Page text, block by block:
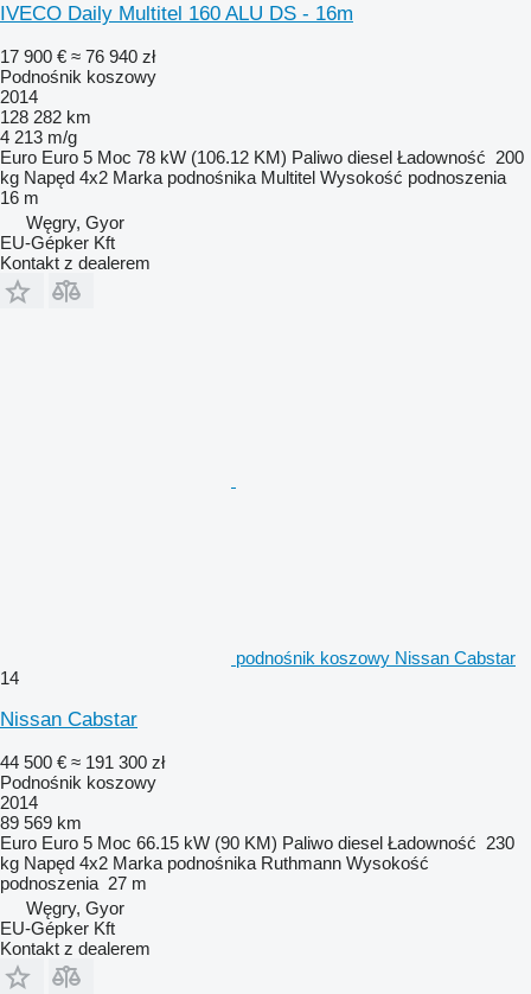
IVECO Daily Multitel 160 ALU DS - 16m
17 900 € ≈ 76 940 zł
Podnośnik koszowy
2014
128 282 km
4 213 m/g
Euro Euro 5 Moc 78 kW (106.12 KM) Paliwo diesel Ładowność 200
kg Napęd 4x2 Marka podnośnika Multitel Wysokość podnoszenia
16 m
Węgry, Gyor
EU-Gépker Kft
Kontakt z dealerem
podnośnik koszowy Nissan Cabstar
14
Nissan Cabstar
44 500 € ≈ 191 300 zł
Podnośnik koszowy
2014
89 569 km
Euro Euro 5 Moc 66.15 kW (90 KM) Paliwo diesel Ładowność 230
kg Napęd 4x2 Marka podnośnika Ruthmann Wysokość
podnoszenia 27 m
Węgry, Gyor
EU-Gépker Kft
Kontakt z dealerem